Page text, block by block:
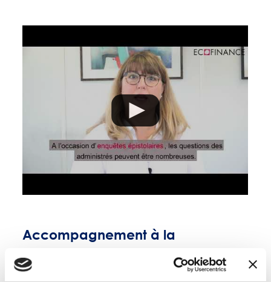
Accompagnement à la
transformation du territoire